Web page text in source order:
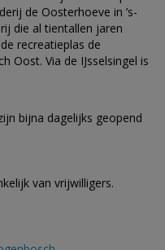
de Oosterhoeve in ’s-
die al tientallen jaren
recreatieplas de
Oost. Via de IJsselsingel is
bijna dagelijks geopend
van vrijwilligers.